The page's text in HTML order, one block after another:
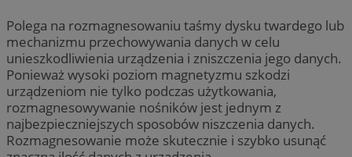
Polega na rozmagnesowaniu taśmy dysku twardego lub
mechanizmu przechowywania danych w celu
unieszkodliwienia urządzenia i zniszczenia jego danych.
Ponieważ wysoki poziom magnetyzmu szkodzi
urządzeniom nie tylko podczas użytkowania,
rozmagnesowywanie nośników jest jednym z
najbezpieczniejszych sposobów niszczenia danych.
Rozmagnesowanie może skutecznie i szybko usunąć